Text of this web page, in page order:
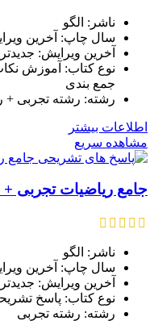
ناشر: الگو
سال چاپ: آخرین
آخرین ویرایش:
نوع کتاب: آموزش
جمع بندی
رشته: رشته تجربی +
اطلاعات بیشتر
مشاهده سریع
جامع ریاضیات تجربی
ناشر: الگو
سال چاپ: آخرین
آخرین ویرایش:
نوع کتاب: پاسخ
رشته: رشته تجربی